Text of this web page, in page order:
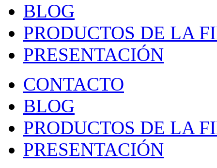
BLOG
PRODUCTOS DE LA
PRESENTACIÓN
CONTACTO
BLOG
PRODUCTOS DE LA
PRESENTACIÓN